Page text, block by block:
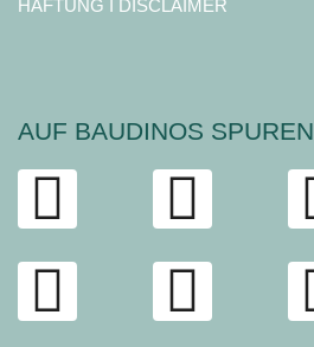
HAFTUNG I DISCLAIMER
AUF BAUDINOS SPUREN